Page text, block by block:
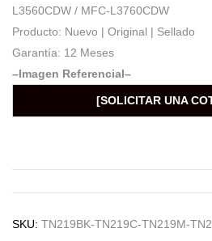
L3560CDW / MFC-L3760CDW
Producto: Nuevo | Original | Sellado
Garantía: 12 Meses
–Imagen Referencial–
[SOLICITAR UNA
SKU: TN219BK-TN219C-TN219M-